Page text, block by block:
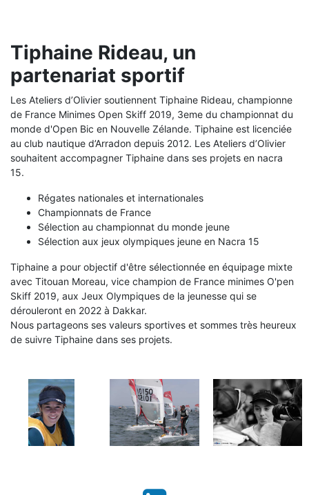
Tiphaine Rideau, un
partenariat sportif
Les Ateliers d’Olivier soutiennent Tiphaine Rideau, championne
de France Minimes Open Skiff 2019, 3eme du championnat du
monde d'Open Bic en Nouvelle Zélande. Tiphaine est licenciée
au club nautique d’Arradon depuis 2012. Les Ateliers d’Olivier
souhaitent accompagner Tiphaine dans ses projets en nacra
15.
Régates nationales et internationales
Championnats de France
Sélection au championnat du monde jeune
Sélection aux jeux olympiques jeune en Nacra 15
Tiphaine a pour objectif d'être sélectionnée en équipage mixte
avec Titouan Moreau, vice champion de France minimes O'pen
Skiff 2019, aux Jeux Olympiques de la jeunesse qui se
dérouleront en 2022 à Dakkar.
Nous partageons ses valeurs sportives et sommes très heureux
de suivre Tiphaine dans ses projets.